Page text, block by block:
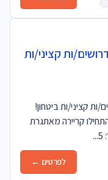
ות קציני/ות
ות קציני/ות ביטחון!
קריירה מאתגרת
לפרטים ←